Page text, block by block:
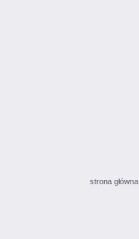
strona główna